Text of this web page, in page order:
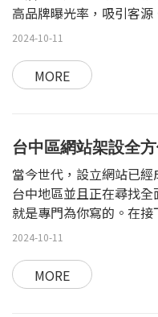
高品牌曝光率，吸引客源
2024-10-11
MORE
台中區網站架設全
當今世代，設立網站已
台中地區並且正在尋找
就是專門為你寫的。在接
2024-10-11
MORE